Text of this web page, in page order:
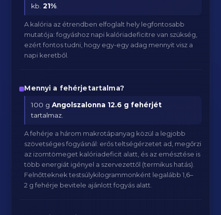
kb.21%
A kalória az étrendben elfoglalt hely legfontosabb
mutatója: fogyáshoz napi kalóriadeficitre van szükség,
ezért fontos tudni, hogy egy-egy adag mennyit visz a
napi keretből.
Mennyi a fehérjetartalma?
100 gAngolszalonna 12.6 g fehérjét
tartalmaz.
A fehérje a három makrotápanyag közül a legjobb
szövetséges fogyásnál: erős teltségérzetet ad, megőrzi
az izomtömeget kalóriadeficit alatt, és az emésztése is
több energiát igényel a szervezettől (termikus hatás).
Felnőtteknek testsúlykilogrammonként legalább 1,6–
2 g fehérje bevitele ajánlott fogyás alatt.